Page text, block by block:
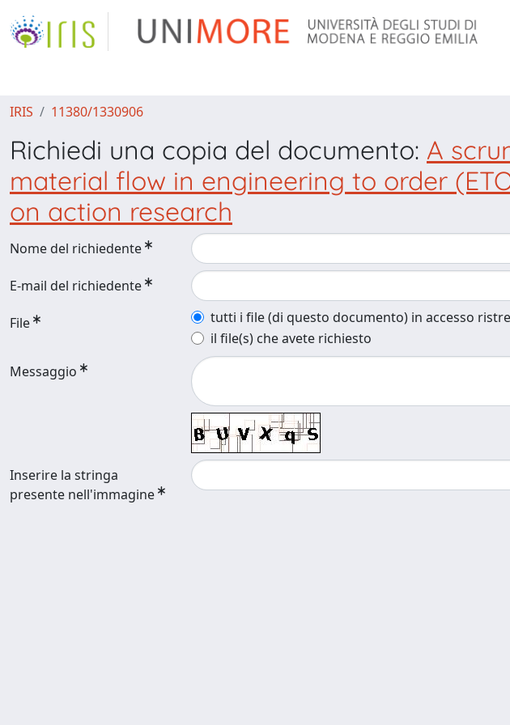
IRIS 11380/1330906
Richiedi una copia del documento: A
material flow in engineering to order
on action research
Nome del richiedente
E-mail del richiedente
File
tutti i file (di questo documento) in accesso
il file(s) che avete richiesto
Messaggio
Inserire la stringa
presente nell'immagine